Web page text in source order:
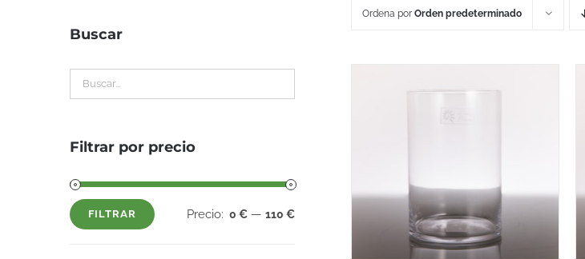
Ordena por Orden predeterminado
Buscar
Filtrar por precio
Precio
Precio
FILTRAR Precio: 0 €— 110 €